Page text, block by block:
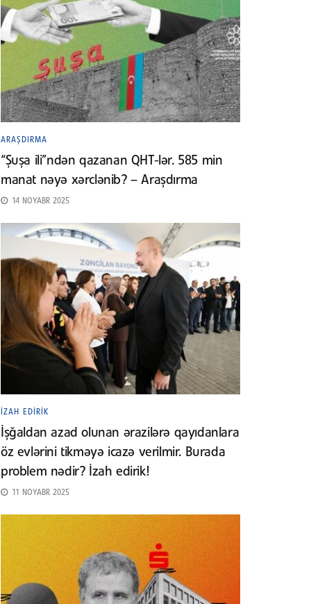
ARAŞDIRMA
“Şuşa ili”ndən qazanan QHT-lər. 585 min
manat nəyə xərclənib? – Araşdırma
14 NOYABR 2025
İZAH EDIRIK
İşğaldan azad olunan ərazilərə qayıdanlara
öz evlərini tikməyə icazə verilmir. Burada
problem nədir? İzah edirik!
11 NOYABR 2025